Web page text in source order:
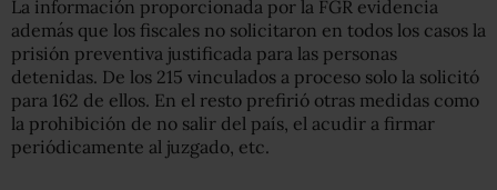
La información proporcionada por la FGR evidencia
además que los fiscales no solicitaron en todos los casos la
prisión preventiva justificada para las personas
detenidas. De los 215 vinculados a proceso solo la solicitó
para 162 de ellos. En el resto prefirió otras medidas como
la prohibición de no salir del país, el acudir a firmar
periódicamente al juzgado, etc.